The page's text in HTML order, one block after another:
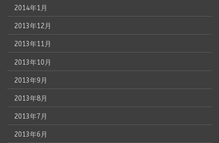
2014年1月
2013年12月
2013年11月
2013年10月
2013年9月
2013年8月
2013年7月
2013年6月